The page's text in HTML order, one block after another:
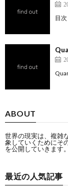
目
ABOUT
世界の現実は、複雑
象していくためにそ
を公開していきます
最近の人気記事